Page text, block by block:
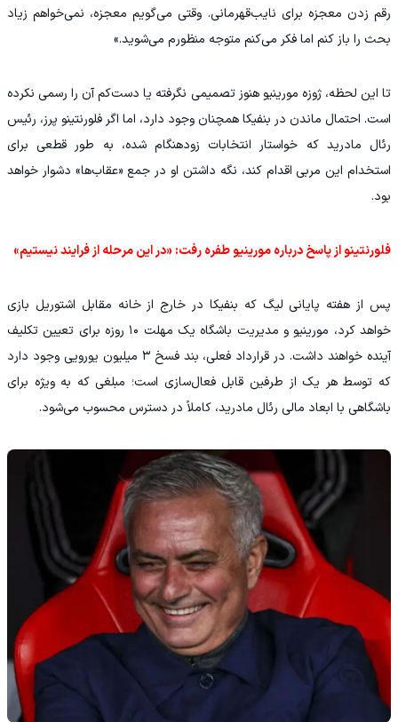
رقم زدن معجزه برای نایب‌قهرمانی. وقتی می‌گویم معجزه، نمی‌خواهم زیاد
بحث را باز کنم اما فکر می‌کنم متوجه منظورم می‌شوید.»
تا این لحظه، ژوزه مورینیو هنوز تصمیمی نگرفته یا دست‌کم آن را رسمی نکرده
است. احتمال ماندن در بنفیکا همچنان وجود دارد، اما اگر فلورنتینو پرز، رئیس
رئال مادرید که خواستار انتخابات زودهنگام شده، به طور قطعی برای
استخدام این مربی اقدام کند، نگه داشتن او در جمع «عقاب‌ها» دشوار خواهد
بود.
فلورنتینو از پاسخ درباره مورینیو طفره رفت: «در این مرحله از فرایند نیستیم»
پس از هفته پایانی لیگ که بنفیکا در خارج از خانه مقابل اشتوریل بازی
خواهد کرد، مورینیو و مدیریت باشگاه یک مهلت ۱۰ روزه برای تعیین تکلیف
آینده خواهند داشت. در قرارداد فعلی، بند فسخ ۳ میلیون یورویی وجود دارد
که توسط هر یک از طرفین قابل فعال‌سازی است؛ مبلغی که به ویژه برای
باشگاهی با ابعاد مالی رئال مادرید، کاملاً در دسترس محسوب می‌شود.